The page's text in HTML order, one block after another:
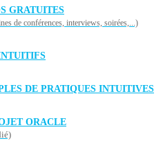
GRATUITES
de conférences, interviews, soirées,...)
DE PRATIQUES INTUITIVES
ORACLE